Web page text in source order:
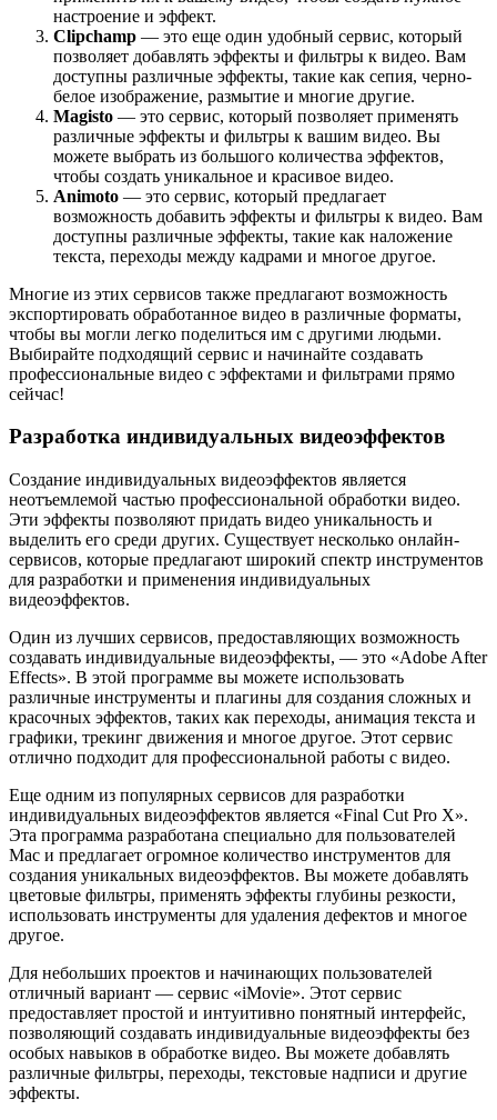
настроение и эффект.
Clipchamp — это еще один удобный сервис, который
позволяет добавлять эффекты и фильтры к видео. Вам
доступны различные эффекты, такие как сепия, черно-
белое изображение, размытие и многие другие.
Magisto — это сервис, который позволяет применять
различные эффекты и фильтры к вашим видео. Вы
можете выбрать из большого количества эффектов,
чтобы создать уникальное и красивое видео.
Animoto — это сервис, который предлагает
возможность добавить эффекты и фильтры к видео. Вам
доступны различные эффекты, такие как наложение
текста, переходы между кадрами и многое другое.
Многие из этих сервисов также предлагают возможность
экспортировать обработанное видео в различные форматы,
чтобы вы могли легко поделиться им с другими людьми.
Выбирайте подходящий сервис и начинайте создавать
профессиональные видео с эффектами и фильтрами прямо
сейчас!
Разработка индивидуальных видеоэффектов
Создание индивидуальных видеоэффектов является
неотъемлемой частью профессиональной обработки видео.
Эти эффекты позволяют придать видео уникальность и
выделить его среди других. Существует несколько онлайн-
сервисов, которые предлагают широкий спектр инструментов
для разработки и применения индивидуальных
видеоэффектов.
Один из лучших сервисов, предоставляющих возможность
создавать индивидуальные видеоэффекты, — это «Adobe After
Effects». В этой программе вы можете использовать
различные инструменты и плагины для создания сложных и
красочных эффектов, таких как переходы, анимация текста и
графики, трекинг движения и многое другое. Этот сервис
отлично подходит для профессиональной работы с видео.
Еще одним из популярных сервисов для разработки
индивидуальных видеоэффектов является «Final Cut Pro X».
Эта программа разработана специально для пользователей
Mac и предлагает огромное количество инструментов для
создания уникальных видеоэффектов. Вы можете добавлять
цветовые фильтры, применять эффекты глубины резкости,
использовать инструменты для удаления дефектов и многое
другое.
Для небольших проектов и начинающих пользователей
отличный вариант — сервис «iMovie». Этот сервис
предоставляет простой и интуитивно понятный интерфейс,
позволяющий создавать индивидуальные видеоэффекты без
особых навыков в обработке видео. Вы можете добавлять
различные фильтры, переходы, текстовые надписи и другие
эффекты.